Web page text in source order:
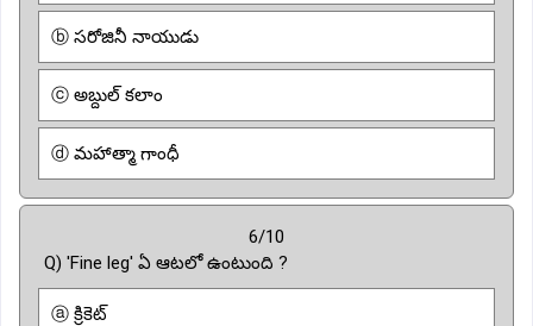
ⓑ సరోజినీ నాయుడు
ⓒ అబ్దుల్ కలాం
ⓓ మహాత్మా గాంధీ
6/10
Q) 'Fine leg' ఏ ఆటలో ఉంటుంది ?
ⓐ క్రికెట్